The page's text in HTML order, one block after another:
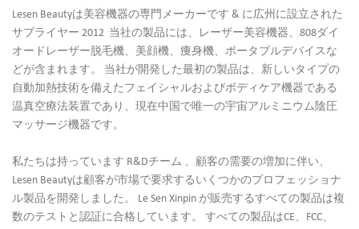
Lesen Beautyは美容機器の専門メーカーです & に広州に設立された
サプライヤー 2012 当社の製品には、レーザー美容機器、808ダイ
オードレーザー脱毛機、美顔機、痩身機、ポータブルデバイスな
どが含まれます。 当社が開発した最初の製品は、新しいタイプの
自動加熱技術を備えたフェイシャルおよびボディケア機器である
温真空療法装置であり、現在中国で唯一の宇宙アルミニウム陰圧
マッサージ機器です。
私たちは持っています R&Dチーム 、顧客の需要の増加に伴い、
Lesen Beautyは顧客が市場で要求するいくつかのプロフェッショナ
ル製品を開発しました。 Le Sen Xinpin が販売するすべての製品は複
数のテストと認証に合格しています。 すべての製品はCE、FCC、